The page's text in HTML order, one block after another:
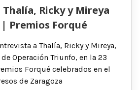
Ricky y Mireya
Premios Forqué
a Thalía, Ricky y Mireya,
Operación Triunfo, en la 23
Forqué celebrados en el
de Zaragoza